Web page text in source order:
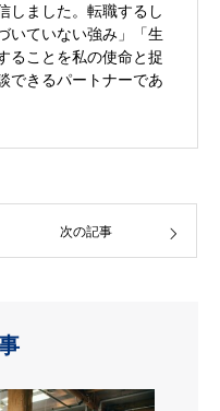
しました。転職するし
いていない強み」「生
ることを私の使命と捉
できるパートナーであ
次の記事